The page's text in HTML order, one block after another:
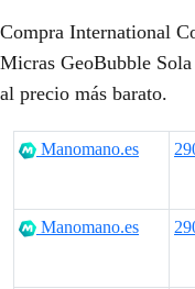
Compra International
Micras GeoBubble
al precio más barato.
Manomano.es
Manomano.es